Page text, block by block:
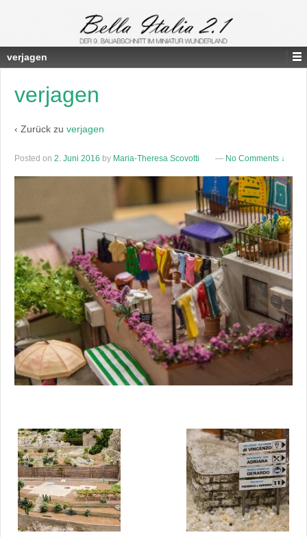
verjagen
verjagen
‹ Zurück zu verjagen
Posted on 2. Juni 2016 by Maria-Theresa Scovotti — No Comments ↓